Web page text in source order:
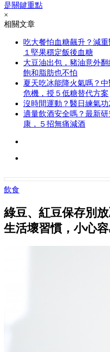
是關鍵重點
×
相關文章
吃大餐怕血糖飆升？減
１堅果穩定飯後血糖
大豆油出包，豬油意外
飽和脂肪也不怕
夏天吃冰能降火氣嗎？
危機，授５低糖替代方案
沒時間運動？醫日練氣
適量飲酒安全嗎？最新
康，５招無痛減酒
飲食
綠豆、紅豆保存別
生活壞習慣，小心